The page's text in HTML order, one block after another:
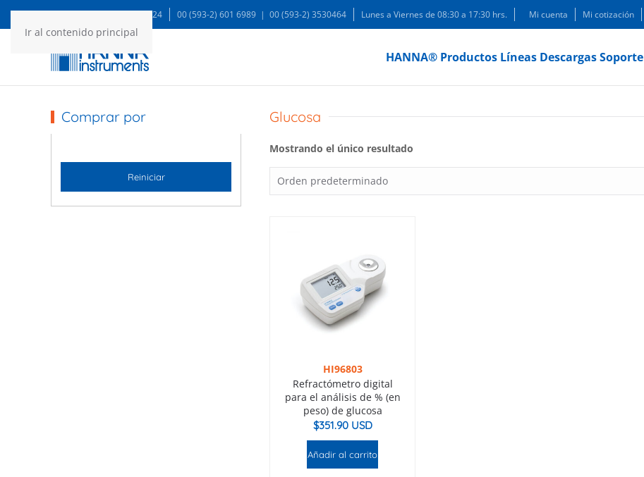
Ir al contenido principal
WA: 99935 1624 00 (593-2) 601 6989 | 00 (593-2) 3530464 Lunes a Viernes de 08:30 a 17:30 hrs. Mi cuenta Mi cotización
HANNA® Productos Líneas DescargasSoporte
Comprar por
Reiniciar
Glucosa
Mostrando el único resultado
HI96803
Refractómetro digital
para el análisis de % (en
peso) de glucosa
$351.90 USD
Añadir al carrito